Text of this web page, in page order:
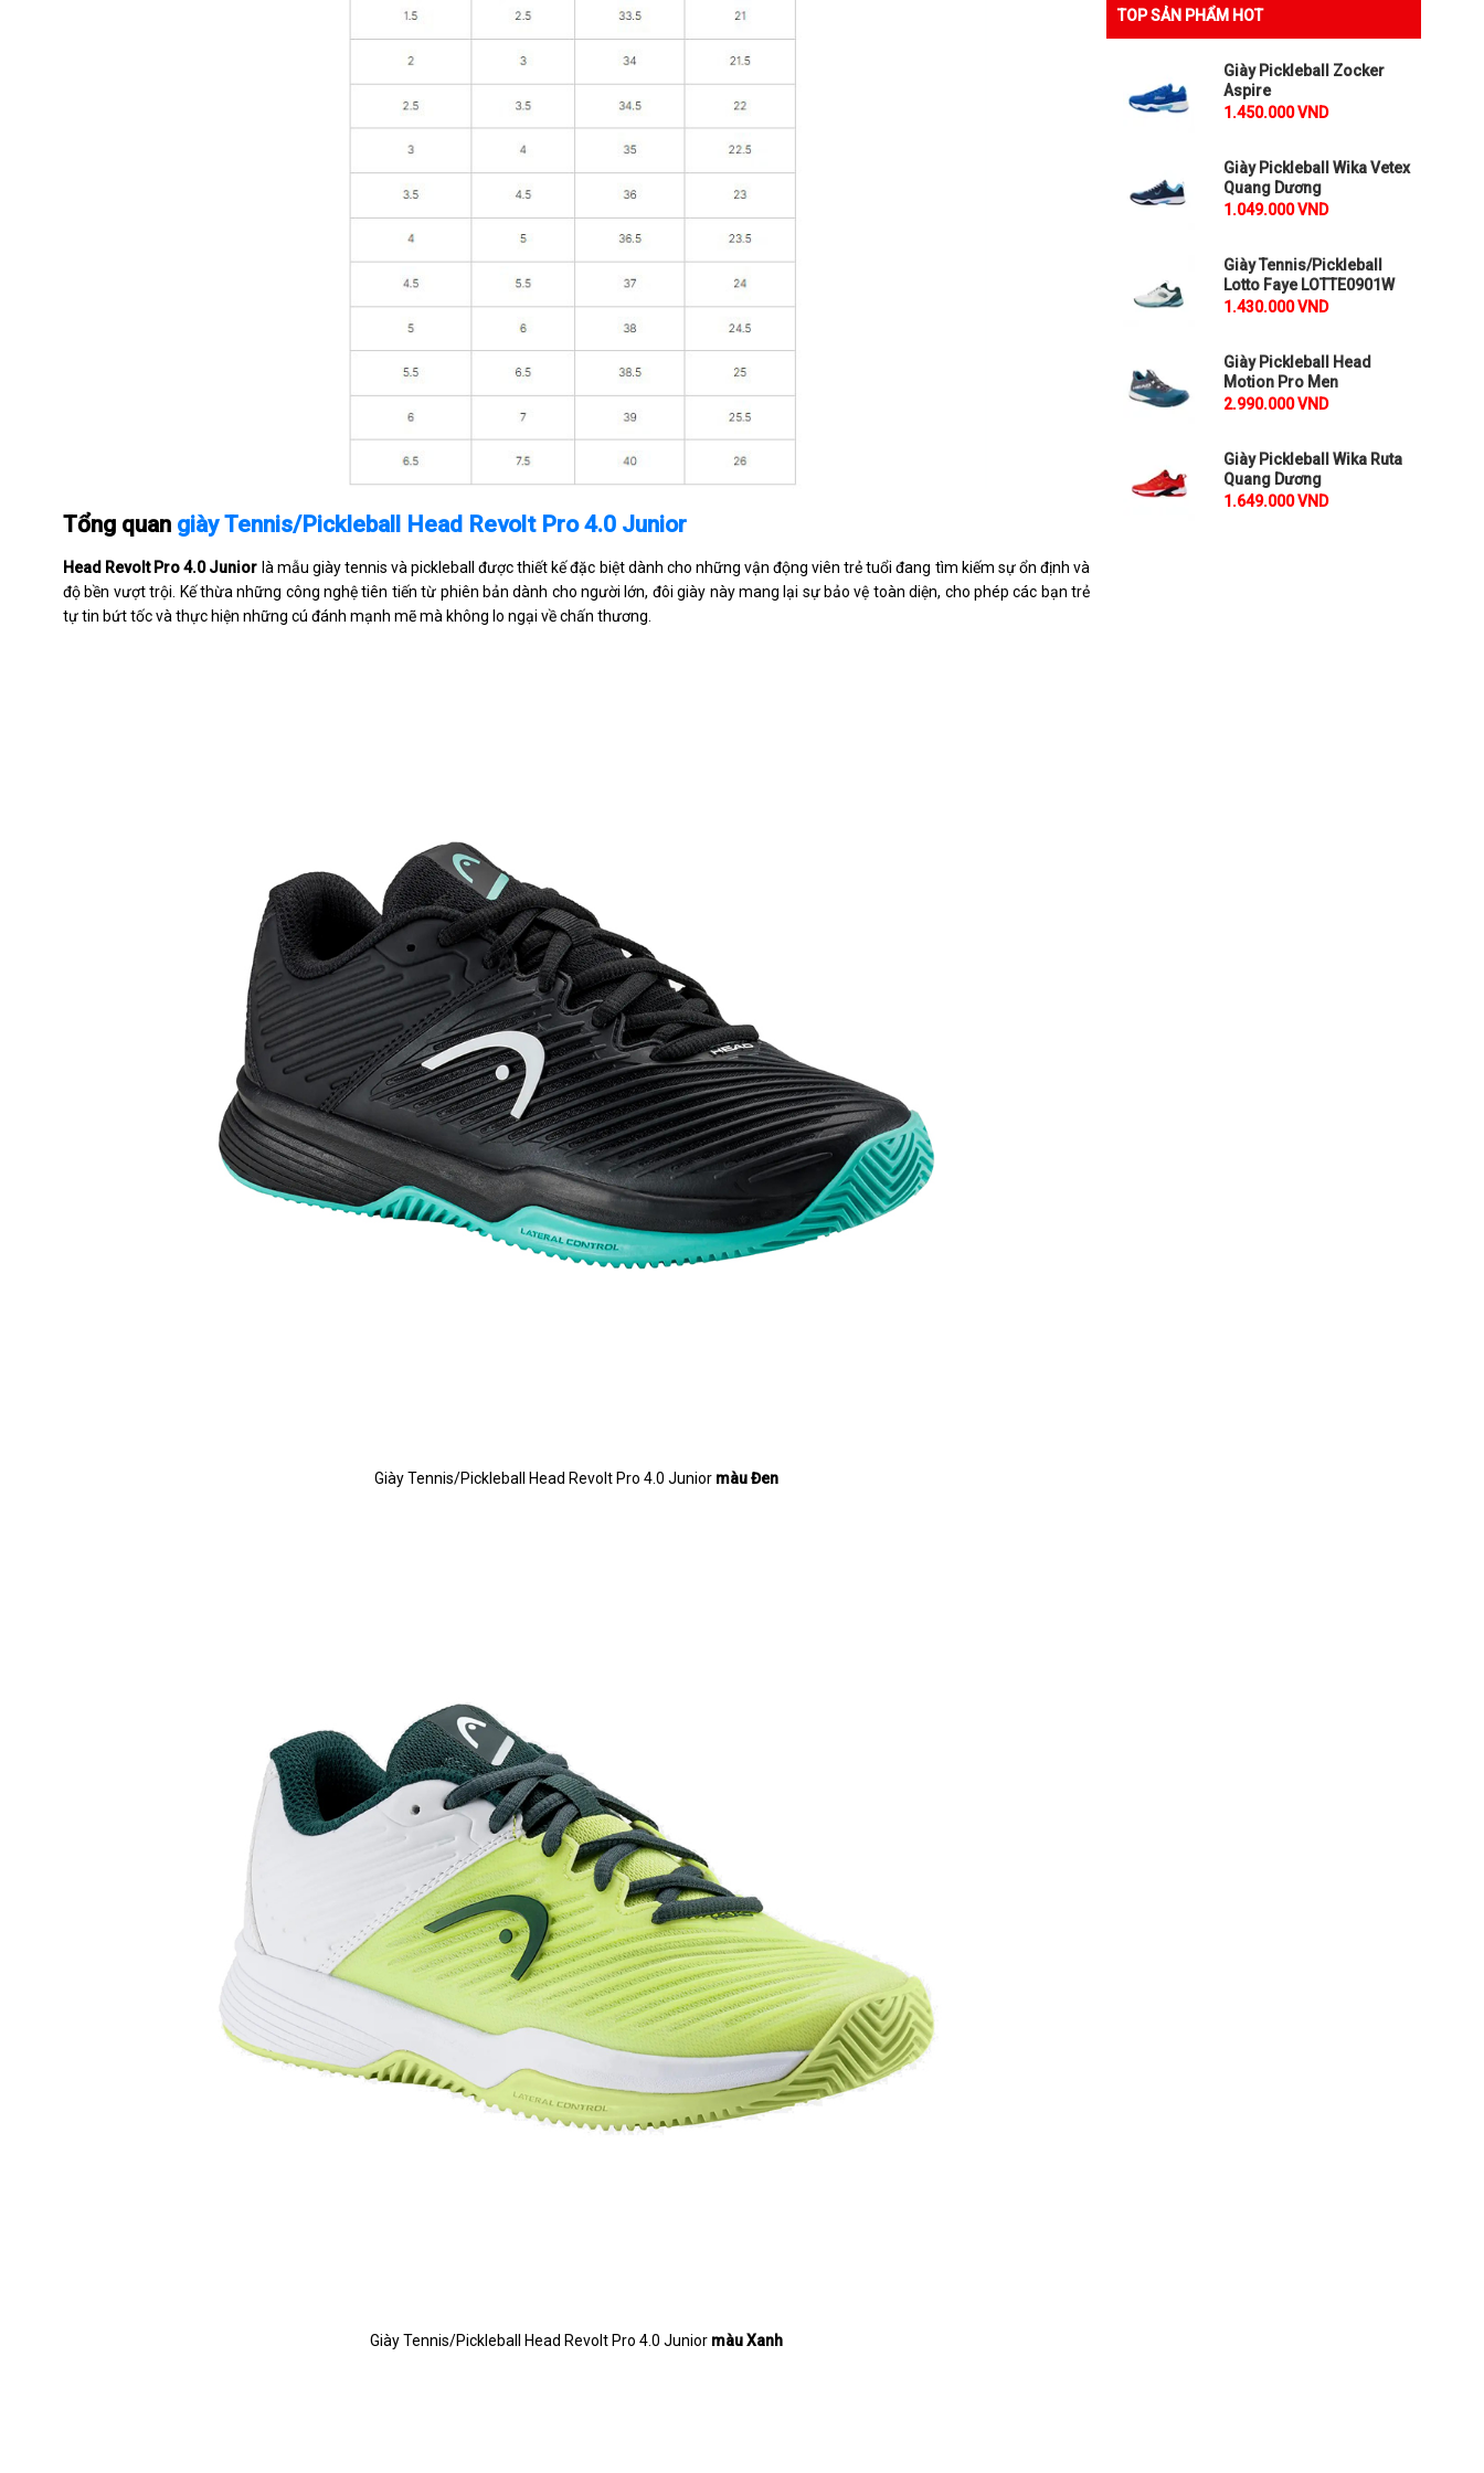
Tổng quan giày Tennis/Pickleball Head Revolt Pro 4.0 Junior
Head Revolt Pro 4.0 Junior là mẫu giày tennis và pickleball được thiết kế đặc biệt dành cho những vận động viên trẻ tuổi đang tìm kiếm sự ổn định và
độ bền vượt trội. Kế thừa những công nghệ tiên tiến từ phiên bản dành cho người lớn, đôi giày này mang lại sự bảo vệ toàn diện, cho phép các bạn trẻ
tự tin bứt tốc và thực hiện những cú đánh mạnh mẽ mà không lo ngại về chấn thương.
Giày Tennis/Pickleball Head Revolt Pro 4.0 Junior màu Đen
Giày Tennis/Pickleball Head Revolt Pro 4.0 Junior màu Xanh
TOP SẢN PHẨM HOT
Giày Pickleball Zocker
Aspire
1.450.000 VND
Giày Pickleball Wika Vetex
Quang Dương
1.049.000 VND
Giày Tennis/Pickleball
Lotto Faye LOTTE0901W
1.430.000 VND
Giày Pickleball Head
Motion Pro Men
2.990.000 VND
Giày Pickleball Wika Ruta
Quang Dương
1.649.000 VND